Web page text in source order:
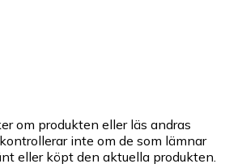
om produkten eller läs andras
inte om de som lämnar
eller köpt den aktuella produkten.